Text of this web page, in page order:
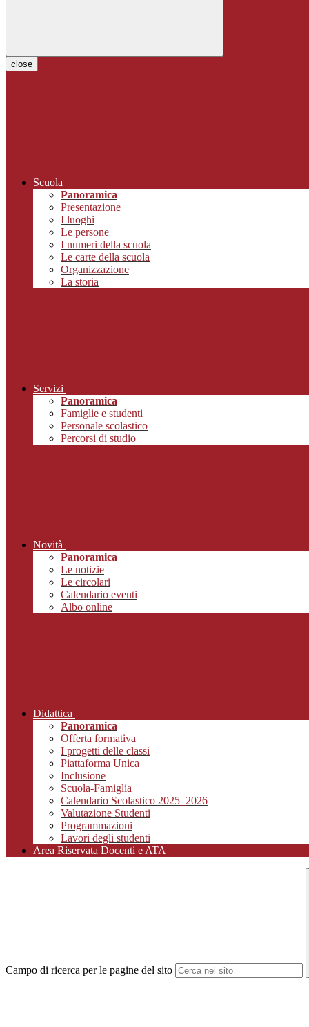
close
Scuola
Panoramica
Presentazione
I luoghi
Le persone
I numeri della scuola
Le carte della scuola
Organizzazione
La storia
Servizi
Panoramica
Famiglie e studenti
Personale scolastico
Percorsi di studio
Novità
Panoramica
Le notizie
Le circolari
Calendario eventi
Albo online
Didattica
Panoramica
Offerta formativa
I progetti delle classi
Piattaforma Unica
Inclusione
Scuola-Famiglia
Calendario Scolastico 2025_2026
Valutazione Studenti
Programmazioni
Lavori degli studenti
Area Riservata Docenti e ATA
Campo di ricerca per le pagine del sito